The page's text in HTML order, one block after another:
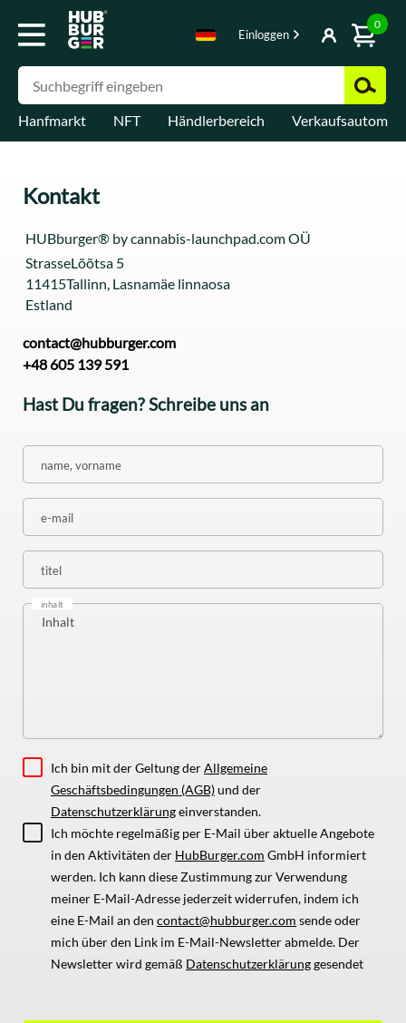
Einloggen
0
Hanfmarkt NFT Händlerbereich
Kontakt
HUBburger® by cannabis-launchpad.com OÜ
StrasseLõõtsa 5
11415Tallinn, Lasnamäe linnaosa
Estland
contact@hubburger.com
+48 605 139 591
Hast Du fragen? Schreibe uns an
name, vorname
e-mail
titel
inhalt
Ich bin mit der Geltung derAllgemeine
Geschäftsbedingungen (AGB)und der
Datenschutzerklärungeinverstanden.
Ich möchte regelmäßig per E-Mail über aktuelle Angebote
in den Aktivitäten der HubBurger.com GmbH informiert
werden. Ich kann diese Zustimmung zur Verwendung
meiner E-Mail-Adresse jederzeit widerrufen, indem ich
eine E-Mail an den contact@hubburger.com sende oder
mich über den Link im E-Mail-Newsletter abmelde. Der
Newsletter wird gemäß Datenschutzerklärunggesendet